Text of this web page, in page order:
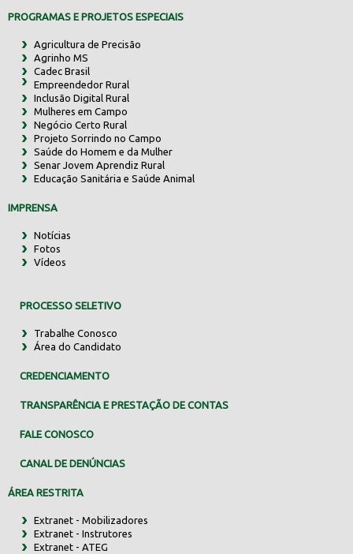
PROGRAMAS E PROJETOS ESPECIAIS
Agricultura de Precisão
Agrinho MS
Cadec Brasil
Empreendedor Rural
Inclusão Digital Rural
Mulheres em Campo
Negócio Certo Rural
Projeto Sorrindo no Campo
Saúde do Homem e da Mulher
Senar Jovem Aprendiz Rural
Educação Sanitária e Saúde Animal
IMPRENSA
Notícias
Fotos
Vídeos
PROCESSO SELETIVO
Trabalhe Conosco
Área do Candidato
CREDENCIAMENTO
TRANSPARÊNCIA E PRESTAÇÃO DE CONTAS
FALE CONOSCO
CANAL DE DENÚNCIAS
ÁREA RESTRITA
Extranet - Mobilizadores
Extranet - Instrutores
Extranet - ATEG